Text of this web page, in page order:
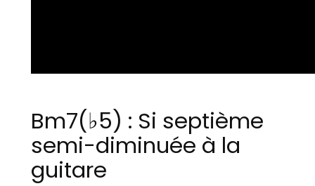
Bm7(♭5) : Si septième
semi-diminuée à la
guitare